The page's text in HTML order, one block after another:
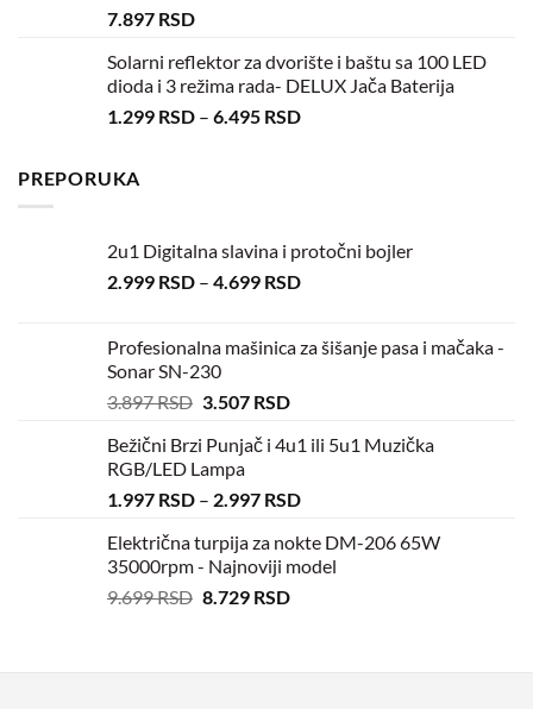
7.897 RSD
Solarni reflektor za dvorište i baštu sa 100 LED
dioda i 3 režima rada- DELUX Jača Baterija
1.299 RSD – 6.495 RSD
PREPORUKA
2u1 Digitalna slavina i protočni bojler
2.999 RSD – 4.699 RSD
Profesionalna mašinica za šišanje pasa i mačaka -
Sonar SN-230
3.897RSD 3.507 RSD
Bežični Brzi Punjač i 4u1 ili 5u1 Muzička
RGB/LED Lampa
1.997 RSD – 2.997 RSD
Električna turpija za nokte DM-206 65W
35000rpm - Najnoviji model
9.699RSD 8.729 RSD